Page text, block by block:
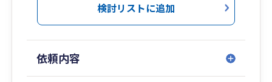
検討リストに追加
依頼内容